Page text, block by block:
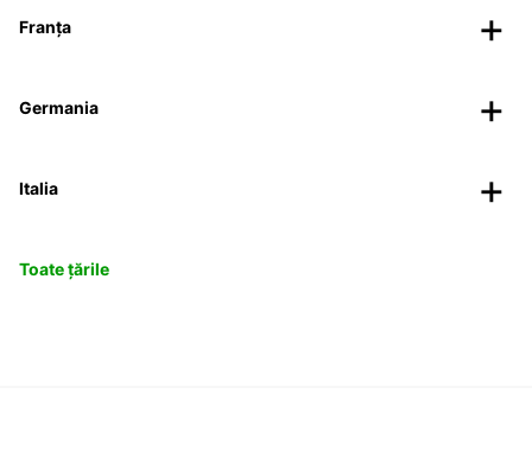
Franța
Germania
Italia
Toate țările